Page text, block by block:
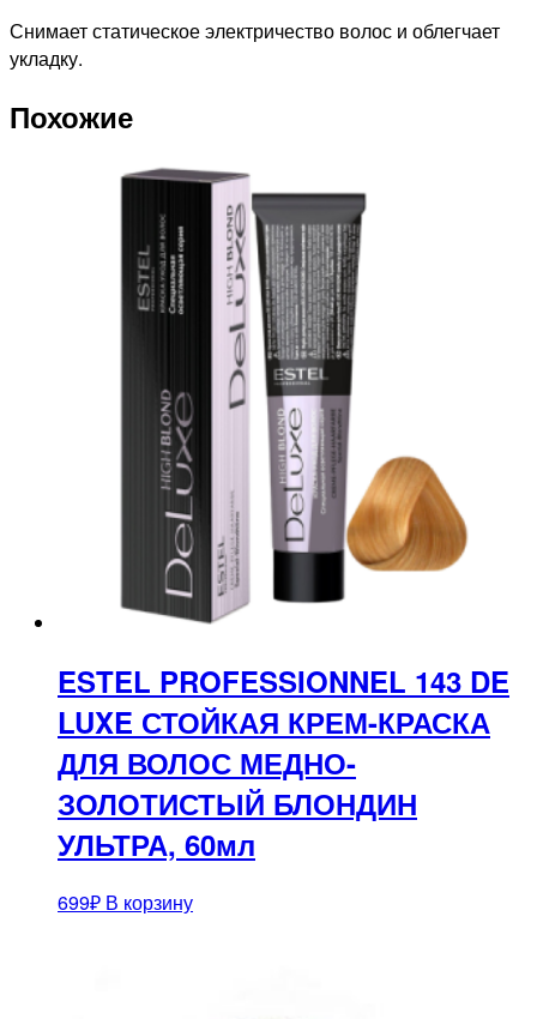
Снимает статическое электричество волос и облегчает
укладку.
Похожие
ESTEL PROFESSIONNEL 143 DE
LUXE СТОЙКАЯ КРЕМ-КРАСКА
ДЛЯ ВОЛОС МЕДНО-
ЗОЛОТИСТЫЙ БЛОНДИН
УЛЬТРА, 60мл
699₽ В корзину